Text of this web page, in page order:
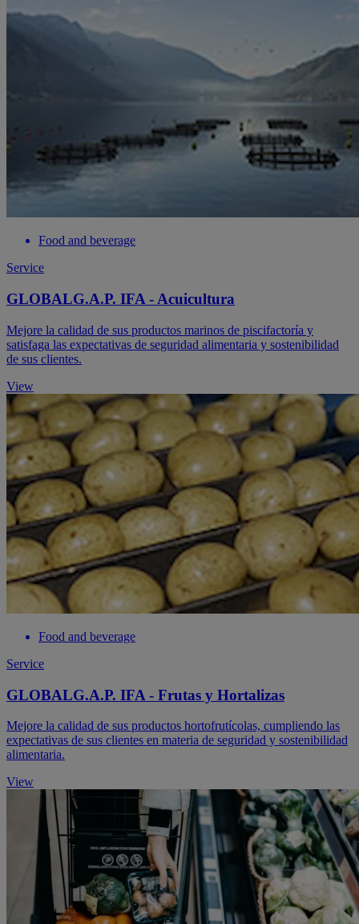
Food and beverage
Service
GLOBALG.A.P. IFA - Acuicultura
Mejore la calidad de sus productos marinos de piscifactoría y
satisfaga las expectativas de seguridad alimentaria y sostenibilidad
de sus clientes.
View
Food and beverage
Service
GLOBALG.A.P. IFA - Frutas y Hortalizas
Mejore la calidad de sus productos hortofrutícolas, cumpliendo las
expectativas de sus clientes en materia de seguridad y sostenibilidad
alimentaria.
View